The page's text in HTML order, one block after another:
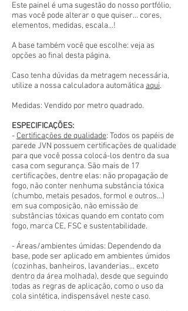
Este painel é uma sugestão do nosso portfólio,
mas você pode alterar o que quiser... cores,
elementos, medidas, escala...!
A base também você que escolhe: veja as
opções ao final desta página.
Caso tenha dúvidas da metragem necessária,
utilize a nossa calculadora automática aqui.
Medidas: Vendido por metro quadrado.
ESPECIFICAÇÕES:
- Certificações de qualidade: Todos os papéis de
parede JVN possuem certificações de qualidade
para que você possa colocá-los dentro da sua
casa com segurança. São mais de 17
certificações, dentre elas: não propagação de
fogo, não conter nenhuma substância tóxica
(chumbo, metais pesados, formol e outros...)
em sua composição, não emissão de
substâncias tóxicas quando em contato com
fogo, marca CE, FSC e sustentabilidade.
- Áreas/ambientes úmidas: Dependendo da
base, pode ser aplicado em ambientes úmidos
(cozinhas, banheiros, lavanderias... exceto
dentro da área molhada), desde que seguindo
todas as regras de aplicação, como o uso da
cola sintética, indispensável neste caso.